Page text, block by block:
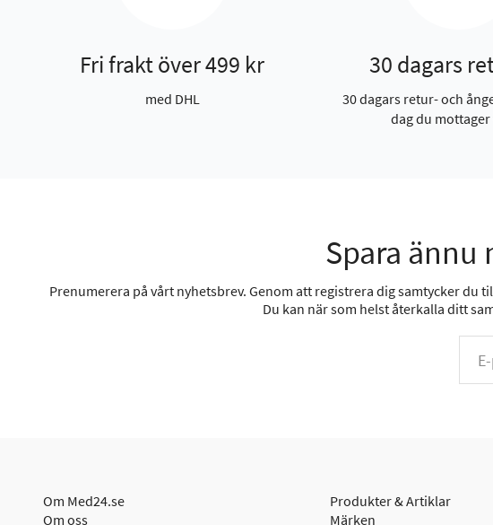
Fri frakt över 499 kr
med DHL
30 dagars
30 dagars retur- och
dag du mottager
Spara ännu
Prenumerera på vårt nyhetsbrev. Genom att registrera dig samtycker
Du kan när som helst återkalla ditt
Om Med24.se
Om oss
Produkter & Artiklar
Märken